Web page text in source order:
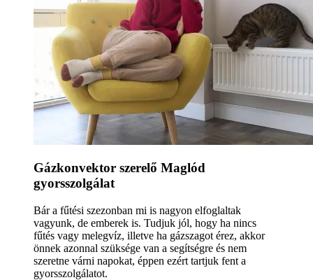
Gázkonvektor szerelő Maglód
gyorsszolgálat
Bár a fűtési szezonban mi is nagyon elfoglaltak
vagyunk, de emberek is. Tudjuk jól, hogy ha nincs
fűtés vagy melegvíz, illetve ha gázszagot érez, akkor
önnek azonnal szüksége van a segítségre és nem
szeretne várni napokat, éppen ezért tartjuk fent a
gyorsszolgálatot.